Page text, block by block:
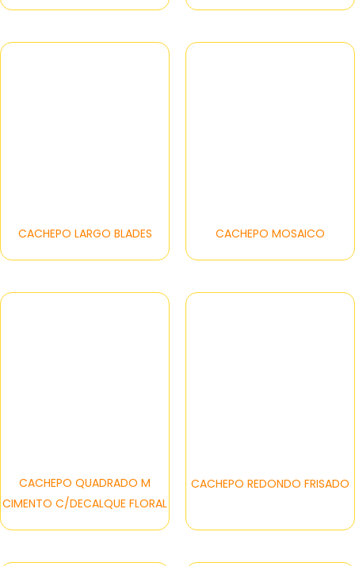
CACHEPO LARGO BLADES CACHEPO MOSAICO
CACHEPO QUADRADO M
CIMENTO C/DECALQUE FLORAL
CACHEPO REDONDO FRISADO